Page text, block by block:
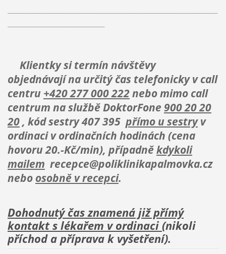
Klientky si termín návštěvy
objednávajína určitý čas telefonicky v call
centru +420 277 000 222nebo mimo call
centrum na službě DoktorFone 900 20 20
20, kód sestry 407 395 přímo u sestryv
ordinaci v ordinačních hodinách (cena
hovoru 20.-Kč/min), případněkdykoli
mailem recepce@poliklinikapalmovka.cz
nebo osobně v recepci.
Dohodnutý čas znamená již přímý
kontakt s lékařem v ordinaci(nikoli
příchod a příprava k vyšetření).